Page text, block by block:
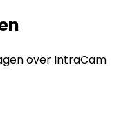
over IntraCam